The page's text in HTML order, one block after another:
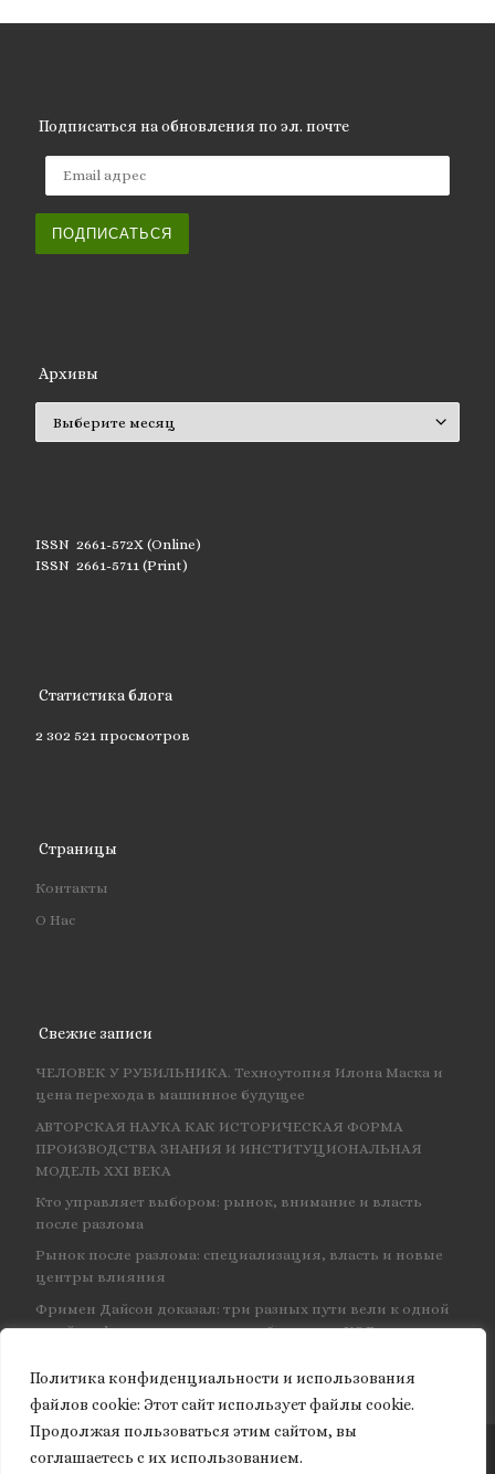
Политика конфиденциальности и использования
файлов сookie: Этот сайт использует файлы cookie.
Продолжая пользоваться этим сайтом, вы
соглашаетесь с их использованием.
Подписаться на обновления по эл. почте
ПОДПИСАТЬСЯ
Архивы
ISSN 2661-572X (Online)
ISSN 2661-5711 (Print)
Статистика блога
2 302 521 просмотров
Страницы
Контакты
О Нас
Свежие записи
ЧЕЛОВЕК У РУБИЛЬНИКА. Техноутопия Илона Маска и
цена перехода в машинное будущее
АВТОРСКАЯ НАУКА КАК ИСТОРИЧЕСКАЯ ФОРМА
ПРОИЗВОДСТВА ЗНАНИЯ И ИНСТИТУЦИОНАЛЬНАЯ
МОДЕЛЬ XXI ВЕКА
Кто управляет выбором: рынок, внимание и власть
после разлома
Рынок после разлома: специализация, власть и новые
центры влияния
Фримен Дайсон доказал: три разных пути вели к одной
и той же физике — и навсегда объединил КЭД
© 2026Granite of science– Все права защищены